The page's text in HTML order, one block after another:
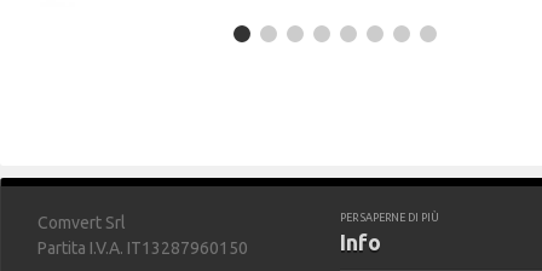
Comvert Srl
Partita I.V.A. IT13287960150
PER SAPERNE DI PIÙ
Info